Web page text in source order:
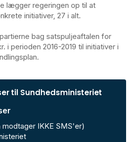
lægger regeringen op til at
initiativer, 27 i alt.
bag satspuljeaftalen for
i perioden 2016-2019 til initiativer i
til Sundhedsministeriet
IKKE SMS'er)